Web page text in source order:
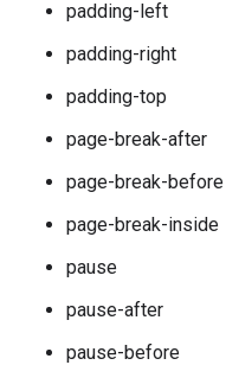
padding-left
padding-right
padding-top
page-break-after
page-break-before
page-break-inside
pause
pause-after
pause-before